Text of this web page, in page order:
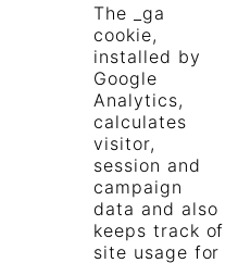
The _ga
cookie,
installed by
Google
Analytics,
calculates
visitor,
session and
campaign
data and also
keeps track of
site usage for